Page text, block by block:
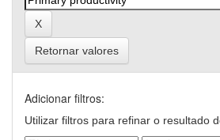
Retornar valores
Adicionar filtros:
Utilizar filtros para refinar o resultado